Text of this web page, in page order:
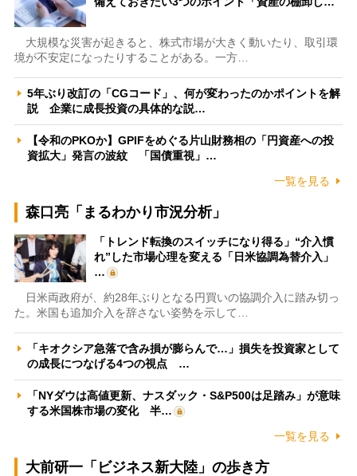
大規模な災害が起きると、株式市場が大きく動いたり、取引環
境が不安定になったりすることがある。一方…
5年ぶり改訂の「CGコード」、何が変わったのかポイントを解
説 企業に成長投資の具体的な説…
【令和のPKOか】GPIFをめぐる片山財務相の「円資産への投
資拡大」発言の波紋 「国債重視」…
一覧を見る
森口亮「まるわかり市況分析」
「トレンド転換のスイッチになり得る」“介入慣
れ”した市場心理を変える「日米協調為替介入」
…
日米両政府が、約28年ぶりとなる円買いの協調介入に踏み切っ
た。米国も追加介入を辞さない姿勢を示して…
「キオクシア急落で含み損が膨らんで…」損失を投資家として
の成長につなげる4つの視点 …
「NYダウは高値更新、ナスダック・S&P500は足踏み」が意味
する米国株市場の変化 半…
一覧を見る
大前研一「ビジネス新大陸」の歩き方